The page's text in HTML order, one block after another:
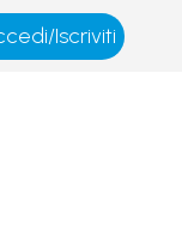
Iscriviti